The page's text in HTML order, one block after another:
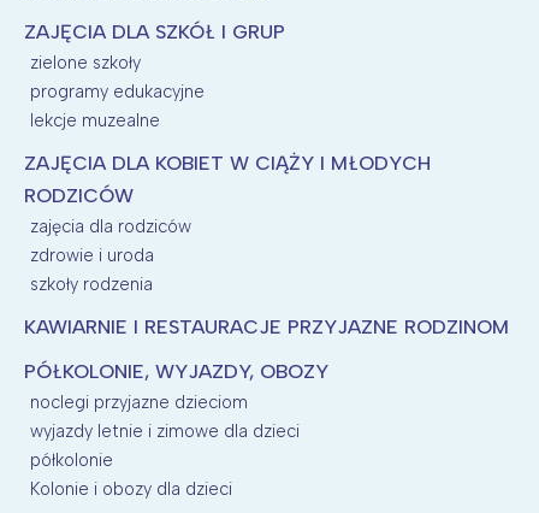
ZAJĘCIA DLA SZKÓŁ I GRUP
zielone szkoły
programy edukacyjne
lekcje muzealne
ZAJĘCIA DLA KOBIET W CIĄŻY I MŁODYCH
RODZICÓW
zajęcia dla rodziców
zdrowie i uroda
szkoły rodzenia
KAWIARNIE I RESTAURACJE PRZYJAZNE RODZINOM
PÓŁKOLONIE, WYJAZDY, OBOZY
noclegi przyjazne dzieciom
wyjazdy letnie i zimowe dla dzieci
półkolonie
Kolonie i obozy dla dzieci